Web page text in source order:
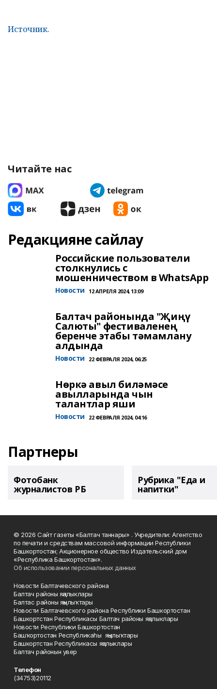
Источник.
Читайте нас
Редакцияне сайлау
Российские пользователи
столкнулись с
мошенничеством в WhatsApp
Новости 12 АПРЕЛЯ 2024, 13:09
Балтач районында "Җиңү
Салюты" фестиваленең
беренче этабы тәмамлану
алдында
Новости 22 ФЕВРАЛЯ 2024, 06:25
Нөркә авыл биләмәсе
авылларында чын
талантлар яши
Новости 22 ФЕВРАЛЯ 2024, 04:16
Партнеры
Фотобанк
журналистов РБ
Рубрика "Еда и
напитки"
© 2026 Сайт газеты «Балтач таннары» . Учредители: Агентство
по печати и средствам массовой информации Республики
Башкортостан; Акционерное общество Издательский дом
«Республика Башкортостан».
Об использовании персональных данных
Новости Балтачевского района
Балтач районы яңалыклары
Балтас районы яңылыҡтары
Новости Балтачевского района Республики Башкортостан
Башкортстан Республикасы Балтач районы яңалыклары
Новости Республики Башкортостан
Башҡортостан Республикаһы яңылыҡтары
Башкортстан Республикасы яңалыклары
Балтач районын увер
Телефон
(34753)20112